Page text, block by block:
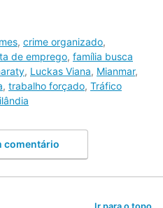
, crime organizado,
de emprego, família busca
, Luckas Viana, Mianmar,
, trabalho forçado, Tráfico
comentário